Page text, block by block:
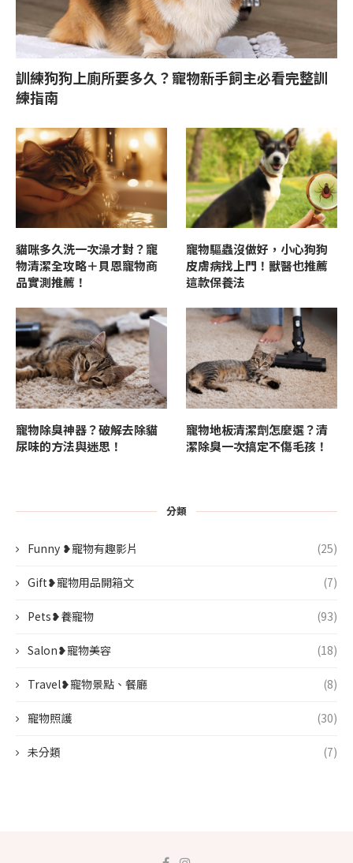
訓練狗狗上廁所要多久？寵物新手飼主必看完整訓
練指南
貓咪多久洗一次澡才對？寵
物清潔全攻略＋貝恩寵物商
品實測推薦！
寵物驅蟲沒做好，小心狗狗
皮膚病找上門！獸醫也推薦
這款保養法
寵物除臭神器？破解去除貓
尿味的方法與迷思！
寵物地板清潔劑怎麼選？清
潔除臭一次搞定不傷毛孩！
分類
Funny ❥寵物有趣影片 (25)
Gift❥寵物用品開箱文 (7)
Pets❥養寵物 (93)
Salon❥寵物美容 (18)
Travel❥寵物景點、餐廳 (8)
寵物照護 (30)
未分類 (7)